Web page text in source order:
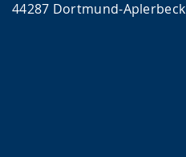
44287 Dortmund-Aplerbeck